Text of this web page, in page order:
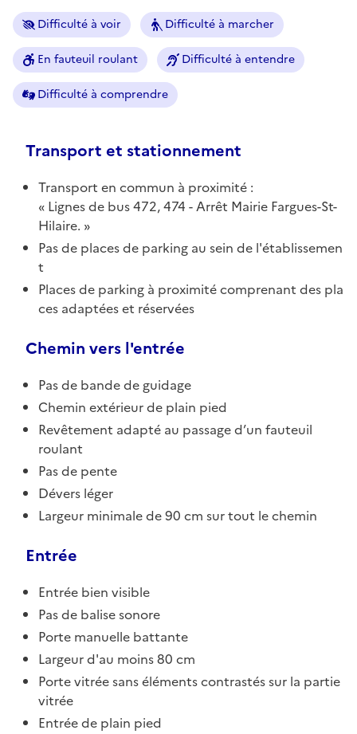
Difficulté à voir Difficulté à marcher
En fauteuil roulant Difficulté à entendre
Difficulté à comprendre
Transport et stationnement
Transport en commun à proximité :
Lignes de bus 472, 474 - Arrêt Mairie Fargues-St-
Hilaire.
Pas de places de parking au sein de l'établissemen
t
Places de parking à proximité comprenant des pla
ces adaptées et réservées
Chemin vers l'entrée
Pas de bande de guidage
Chemin extérieur de plain pied
Revêtement adapté au passage d’un fauteuil
roulant
Pas de pente
Dévers léger
Largeur minimale de 90 cm sur tout le chemin
Entrée
Entrée bien visible
Pas de balise sonore
Porte manuelle battante
Largeur d'au moins 80 cm
Porte vitrée sans éléments contrastés sur la partie
vitrée
Entrée de plain pied